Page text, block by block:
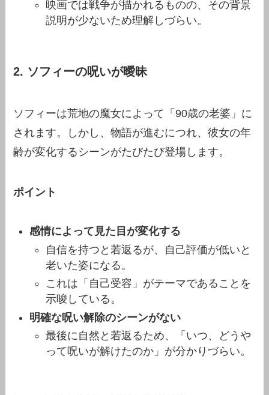
映画では戦争が描かれるものの、その背景
説明が少ないため理解しづらい。
2. ソフィーの呪いが曖昧
ソフィーは荒地の魔女によって「90歳の老婆」に
されます。しかし、物語が進むにつれ、彼女の年
齢が変化するシーンがたびたび登場します。
ポイント
感情によって見た目が変化する
自信を持つと若返るが、自己評価が低いと
老いた姿になる。
これは「自己受容」がテーマであることを
示唆している。
明確な呪い解除のシーンがない
最後に自然と若返るため、「いつ、どうや
って呪いが解けたのか」が分かりづらい。